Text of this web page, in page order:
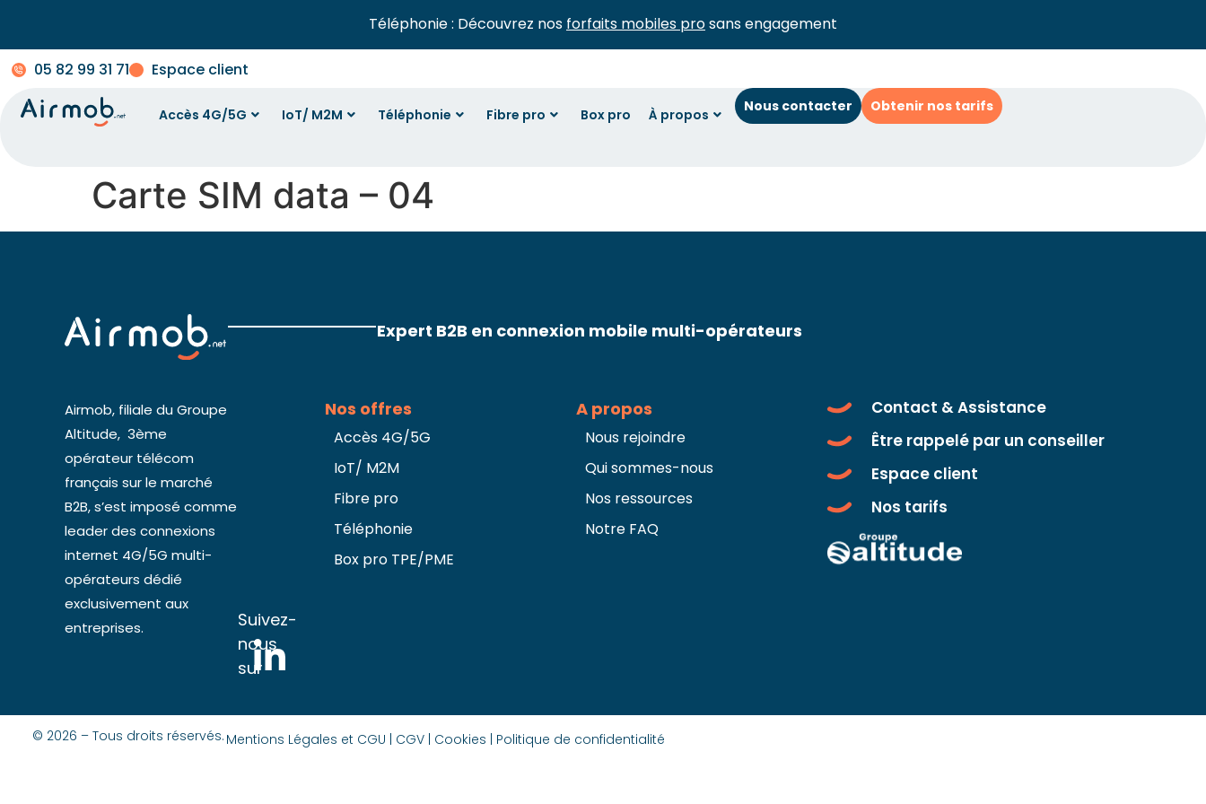
Téléphonie : Découvrez nos forfaits mobiles prosans engagement
05 82 99 31 71 Espace client
Accès 4G/5G IoT/ M2M Téléphonie Fibre pro Box pro À propos Nous contacter Obtenir nos tarifs
Carte SIM data – 04
Expert B2B en connexion mobile multi-opérateurs
Airmob, filiale du Groupe
Altitude, 3ème
opérateur télécom
français sur le marché
B2B, s’est imposé comme
leader des connexions
internet 4G/5G multi-
opérateurs dédié
exclusivement aux
entreprises.
Suivez-
nous
sur
A propos
Nous rejoindre
Qui sommes-nous
Nos ressources
Notre FAQ
Nos offres
Accès 4G/5G
IoT/ M2M
Fibre pro
Téléphonie
Box pro TPE/PME
Contact & Assistance
Être rappelé par un conseiller
Espace client
Nos tarifs
© 2026 – Tous droits réservés. Mentions Légales et CGU | CGV | Cookies | Politique de confidentialité